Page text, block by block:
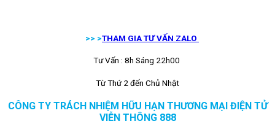
>> >THAM GIA TƯ VẤN ZALO
Tư Vấn : 8h Sáng 22h00
Từ Thứ 2 đến Chủ Nhật
CÔNG TY TRÁCH NHIỆM HỮU HẠN THƯƠNG MẠI ĐIỆN TỬ
VIỄN THÔNG 888